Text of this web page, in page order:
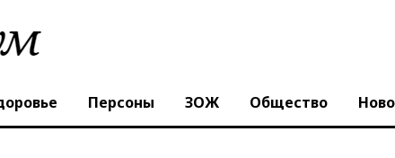
Персоны ЗОЖ Общество